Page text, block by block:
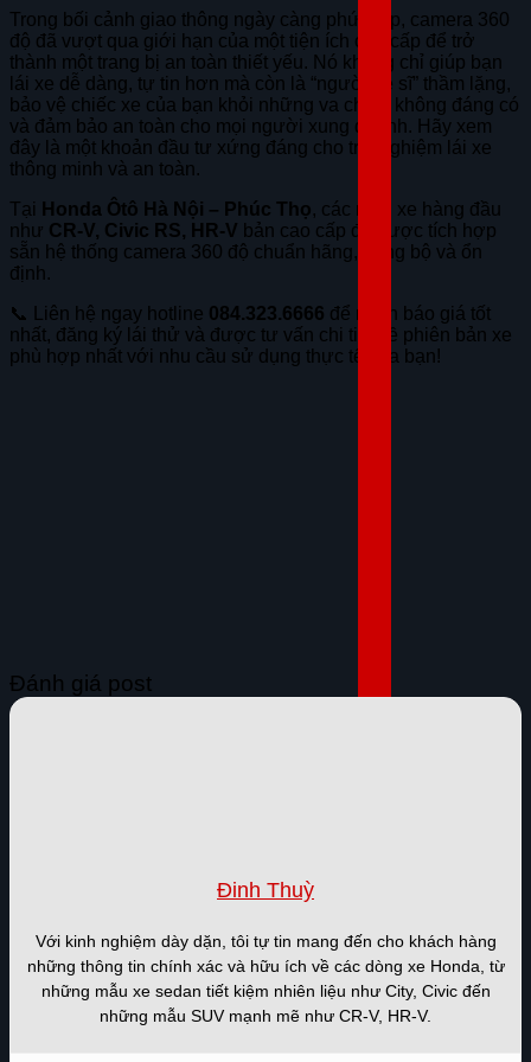
Trong bối cảnh giao thông ngày càng phức tạp, camera 360
độ đã vượt qua giới hạn của một tiện ích cao cấp để trở
thành một trang bị an toàn thiết yếu. Nó không chỉ giúp bạn
lái xe dễ dàng, tự tin hơn mà còn là “người vệ sĩ” thầm lặng,
bảo vệ chiếc xe của bạn khỏi những va chạm không đáng có
và đảm bảo an toàn cho mọi người xung quanh. Hãy xem
đây là một khoản đầu tư xứng đáng cho trải nghiệm lái xe
thông minh và an toàn.
Tại Honda Ôtô Hà Nội – Phúc Thọ, các mẫu xe hàng đầu
như CR-V, Civic RS, HR-V bản cao cấp đã được tích hợp
sẵn hệ thống camera 360 độ chuẩn hãng, đồng bộ và ổn
định.
📞 Liên hệ ngay hotline 084.323.6666 để nhận báo giá tốt
nhất, đăng ký lái thử và được tư vấn chi tiết về phiên bản xe
phù hợp nhất với nhu cầu sử dụng thực tế của bạn!
Đánh giá post
Đinh Thuỳ
Với kinh nghiệm dày dặn, tôi tự tin mang đến cho khách hàng
những thông tin chính xác và hữu ích về các dòng xe Honda, từ
những mẫu xe sedan tiết kiệm nhiên liệu như City, Civic đến
những mẫu SUV mạnh mẽ như CR-V, HR-V.